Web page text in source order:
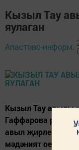
Кызыл Тау
яулаган
Апастово-информ,
Кызыл Тау авылы
Гаффарова
авыл җирлегендә
мәдәният